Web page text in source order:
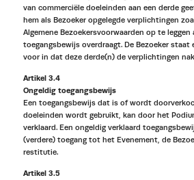
van commerciële doeleinden aan een derde
hem als Bezoeker opgelegde verplichtingen
Algemene Bezoekersvoorwaarden op te
toegangsbewijs overdraagt. De Bezoeker staat
voor in dat deze derde(n) de verplichtingen
Artikel 3.4
Ongeldig toegangsbewijs
Een toegangsbewijs dat is of wordt
doeleinden wordt gebruikt, kan door het
verklaard. Een ongeldig verklaard
(verdere) toegang tot het Evenement, de
restitutie.
Artikel 3.5